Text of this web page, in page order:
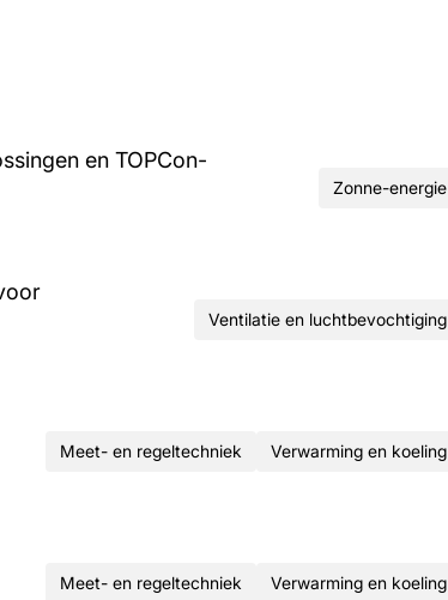
en TOPCon-
Zonne-energie
Ventilatie en luchtbevochtiging
Meet- en regeltechniek Verwarming en koeling
Meet- en regeltechniek Verwarming en koeling